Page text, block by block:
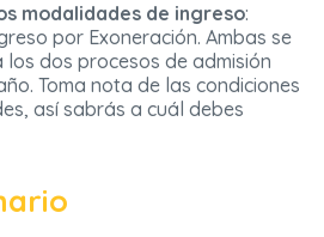
modalidades de ingreso:
por Exoneración. Ambas se
dos procesos de admisión
Toma nota de las condiciones
así sabrás a cuál debes